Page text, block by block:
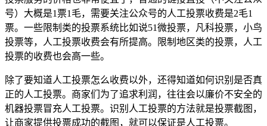
号）大概是1票1毛，需要关注公众号的人工投票收费是2毛1
票。一些限制类的投票系统比如说51微投票，凡科投票，小鸟
投票等，人工投票收费会有所提高。限制地区类的投票，人工
投票的收费也会高一些。
除了要知道人工投票怎么收费以外，还得知道如何识别是否真
正的人工投票。商家们为了追求利润，往往会以廉价不安全的
机器投票冒充人工投票。识别人工投票的方法就是投票截图，
让商家提供投票成功的截图，就可以保证是人工投票。